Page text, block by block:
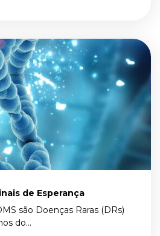
de Esperança
são Doenças Raras (DRs)
do...